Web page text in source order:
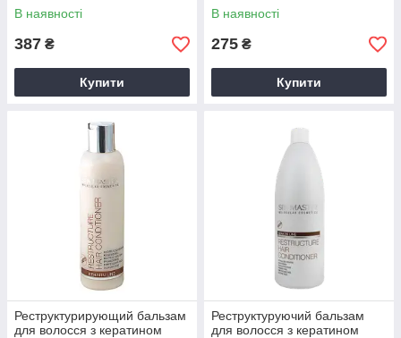
В наявності
387 ₴
Купити
В наявності
275 ₴
Купити
Реструктурирующий бальзам
для волосся з кератином
Реструктуруючий бальзам
для волосся з кератином